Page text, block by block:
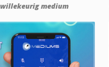
willekeurig medium